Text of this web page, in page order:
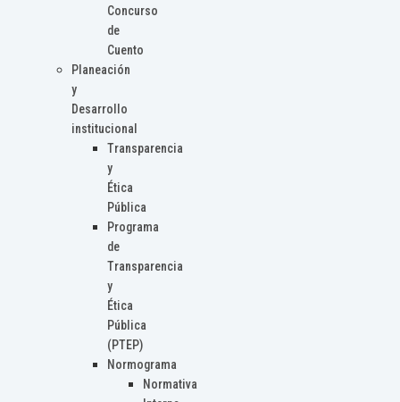
Concurso
de
Cuento
Planeación
y
Desarrollo
institucional
Transparencia
y
Ética
Pública
Programa
de
Transparencia
y
Ética
Pública
(PTEP)
Normograma
Normativa